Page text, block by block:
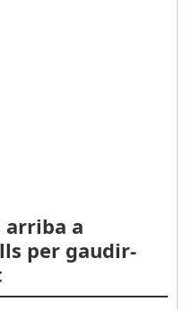
arriba a
per gaudir-